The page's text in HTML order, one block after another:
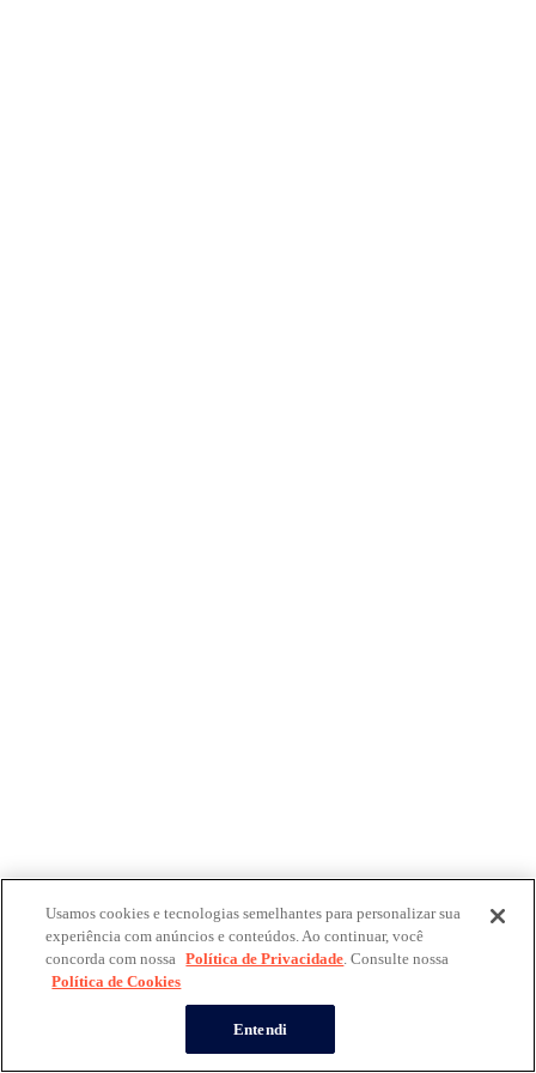
Usamos cookies e tecnologias semelhantes para personalizar sua
experiência com anúncios e conteúdos. Ao continuar, você
concorda com nossa Política de Privacidade. Consulte nossa
Política de Cookies
Entendi